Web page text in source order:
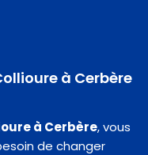
à Cerbère
à Cerbère, vous
de changer